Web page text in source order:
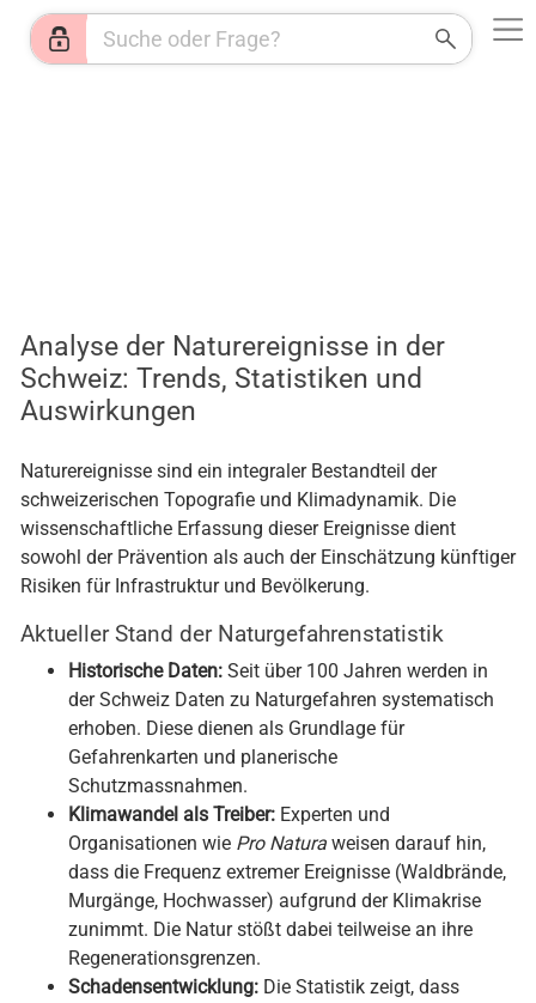
Analyse der Naturereignisse in der
Schweiz: Trends, Statistiken und
Auswirkungen
Naturereignisse sind ein integraler Bestandteil der
schweizerischen Topografie und Klimadynamik. Die
wissenschaftliche Erfassung dieser Ereignisse dient
sowohl der Prävention als auch der Einschätzung künftiger
Risiken für Infrastruktur und Bevölkerung.
Aktueller Stand der Naturgefahrenstatistik
Historische Daten: Seit über 100 Jahren werden in
der Schweiz Daten zu Naturgefahren systematisch
erhoben. Diese dienen als Grundlage für
Gefahrenkarten und planerische
Schutzmassnahmen.
Klimawandel als Treiber: Experten und
Organisationen wie Pro Natura weisen darauf hin,
dass die Frequenz extremer Ereignisse (Waldbrände,
Murgänge, Hochwasser) aufgrund der Klimakrise
zunimmt. Die Natur stößt dabei teilweise an ihre
Regenerationsgrenzen.
Schadensentwicklung: Die Statistik zeigt, dass